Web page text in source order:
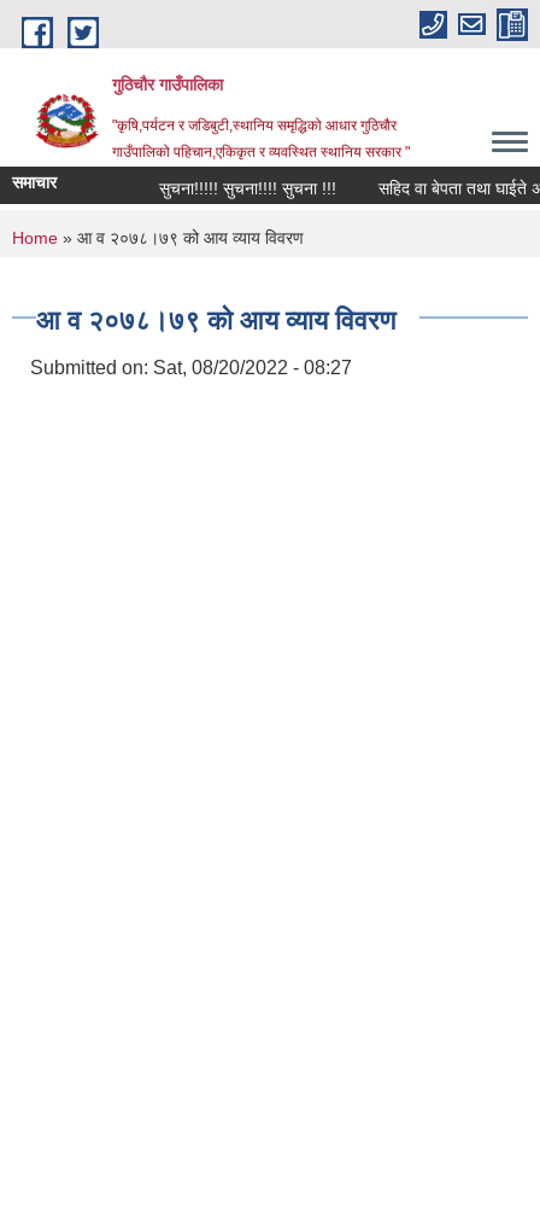
Skip to main content
गुठिचौर गाउँपालिका
"कृषि,पर्यटन र जडिबुटी,स्थानिय समृद्धिको आधार गुठिचौर
गाउँपालिको पहिचान,एकिकृत र व्यवस्थित स्थानिय सरकार "
समाचार सुचना!!!!! सुचना!!!! सुचना !!! सहिद वा बेपता तथा घाईते
You are here
Home » आ व २०७८।७९ को आय व्याय विवरण
आ व २०७८।७९ को आय व्याय विवरण
Submitted on: Sat, 08/20/2022 - 08:27